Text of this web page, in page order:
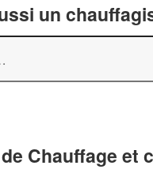
un
Chauffage et